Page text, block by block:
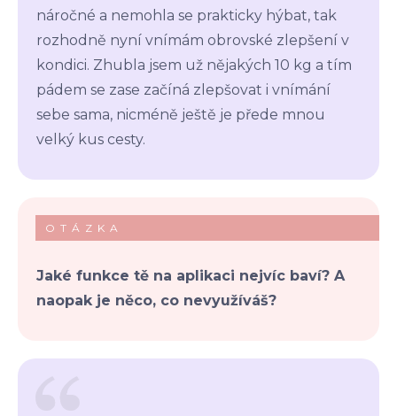
náročné a nemohla se prakticky hýbat, tak
rozhodně nyní vnímám obrovské zlepšení v
kondici. Zhubla jsem už nějakých 10 kg a tím
pádem se zase začíná zlepšovat i vnímání
sebe sama, nicméně ještě je přede mnou
velký kus cesty.
OTÁZKA
Jaké funkce tě na aplikaci nejvíc baví? A
naopak je něco, co nevyužíváš?